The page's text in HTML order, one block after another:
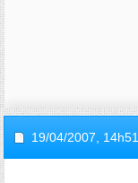
19/04/2007, 14h51